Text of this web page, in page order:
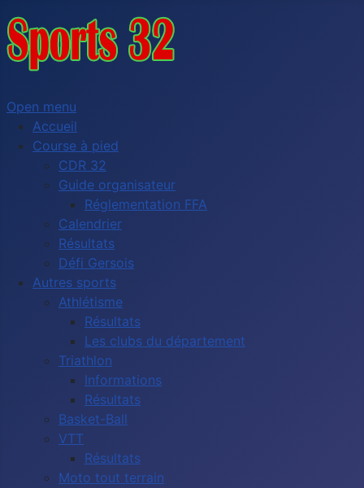
Open menu
Accueil
Course à pied
CDR 32
Guide organisateur
Réglementation FFA
Calendrier
Résultats
Défi Gersois
Autres sports
Athlétisme
Résultats
Les clubs du département
Triathlon
Informations
Résultats
Basket-Ball
VTT
Résultats
Moto tout terrain